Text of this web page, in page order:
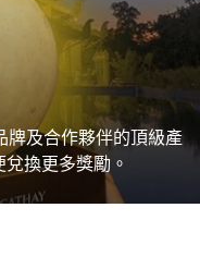
牌及合作夥伴的頂級產
換更多獎勵。